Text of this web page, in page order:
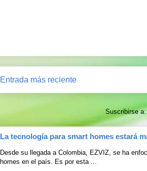
Entrada más reciente
Suscribirse
La tecnología para smart homes estará
Desde su llegada a Colombia, EZVIZ, se ha
homes en el país. Es por esta ...